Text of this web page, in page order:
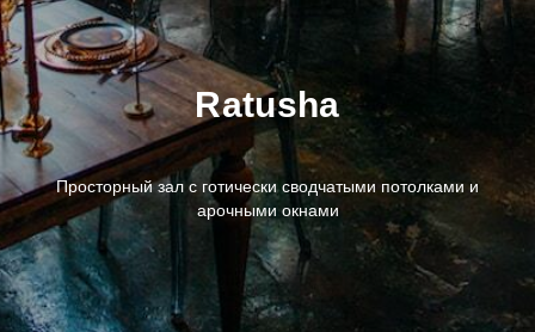
Ratusha
Просторный зал с готически сводчатыми потолками и
арочными окнами